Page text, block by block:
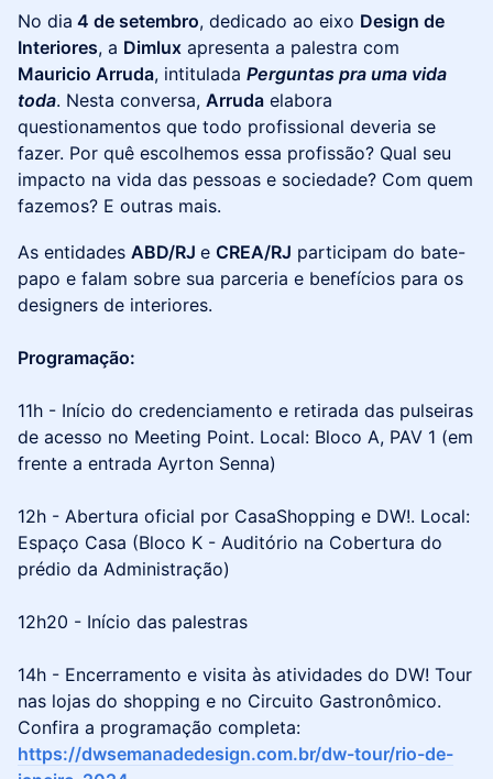
No dia 4 de setembro, dedicado ao eixo Design de
Interiores, a Dimlux apresenta a palestra com
Mauricio Arruda, intitulada Perguntas pra uma vida
toda. Nesta conversa, Arruda elabora
questionamentos que todo profissional deveria se
fazer. Por quê escolhemos essa profissão? Qual seu
impacto na vida das pessoas e sociedade? Com quem
fazemos? E outras mais.
As entidades ABD/RJ e CREA/RJ participam do bate-
papo e falam sobre sua parceria e benefícios para os
designers de interiores.
Programação:
11h - Início do credenciamento e retirada das pulseiras
de acesso no Meeting Point. Local: Bloco A, PAV 1 (em
frente a entrada Ayrton Senna)
12h - Abertura oficial por CasaShopping e DW!. Local:
Espaço Casa (Bloco K - Auditório na Cobertura do
prédio da Administração)
12h20 - Início das palestras
14h - Encerramento e visita às atividades do DW! Tour
nas lojas do shopping e no Circuito Gastronômico.
Confira a programação completa:
https://dwsemanadedesign.com.br/dw-tour/rio-de-